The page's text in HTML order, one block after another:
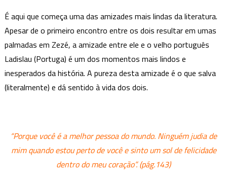
É aqui que começa uma das amizades mais lindas da literatura.
Apesar de o primeiro encontro entre os dois resultar em umas
palmadas em Zezé, a amizade entre ele e o velho português
Ladislau (Portuga) é um dos momentos mais lindos e
inesperados da história. A pureza desta amizade é o que salva
(literalmente) e dá sentido à vida dos dois.
“Porque você é a melhor pessoa do mundo. Ninguém judia de
mim quando estou perto de você e sinto um sol de felicidade
dentro do meu coração”. (pág.143)